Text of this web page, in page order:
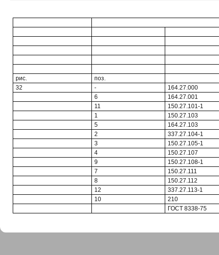
рис.
поз.
32
-
164.27.000
6
164.27.001
11
150.27.101-1
1
150.27.103
5
164.27.103
2
337.27.104-1
3
150.27.105-1
4
150.27.107
9
150.27.108-1
7
150.27.111
8
150.27.112
12
337.27.113-1
10
210
ГОСТ 8338-75